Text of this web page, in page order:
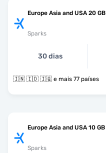
Europe Asia and USA 20 GB
Sparks
30 dias
🇮🇳 🇮🇩 🇮🇶 e mais 77 países
Europe Asia and USA 10 GB
Sparks